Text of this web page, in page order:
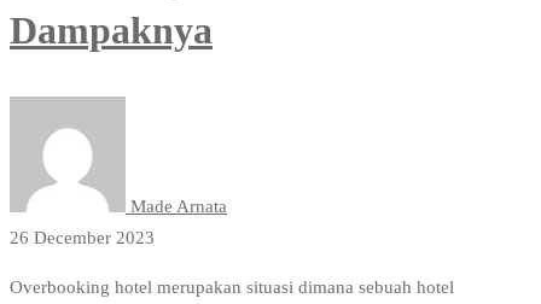
Dampaknya
Made Arnata
26 December 2023
Overbooking hotel merupakan situasi dimana sebuah hotel